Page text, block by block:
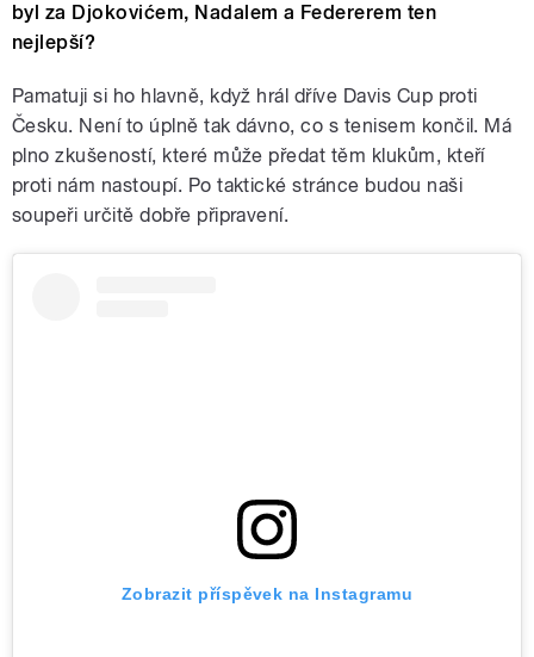
byl za Djokovićem, Nadalem a Federerem ten
nejlepší?
Pamatuji si ho hlavně, když hrál dříve Davis Cup proti
Česku. Není to úplně tak dávno, co s tenisem končil. Má
plno zkušeností, které může předat těm klukům, kteří
proti nám nastoupí. Po taktické stránce budou naši
soupeři určitě dobře připravení.
Zobrazit příspěvek na Instagramu